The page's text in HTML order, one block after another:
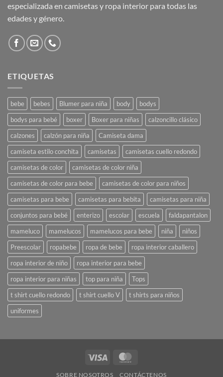
especializada en camisetas y ropa interior para todas las
edades y género.
ETIQUETAS
bebe bebes Blumer para niña body
bodys
bodys para bebé
boxer Boxer para niñas
calzoncillo clásico
calzones
calzón para niña
Camiseta dama
camiseta estilo conchita
camisetas
camisetas cuello redondo
camisetas de color
camisetas de color niña
camisetas de color para bebe
camisetas de color para niños
camisetas para bebe
camisetas para bebita
camisetas para niña
conjuntos para bebé
enterizo escolar escuela
faldapantalon
mameluco
mamelucos mamelucos para bebe niña
niños
Preescolar
ropabebe ropa de bebe
ropa interior caballero
ropa interior de niño
ropa interior para bebe
ropa interior para niñas
top para niña
Tops
t shirt cuello redondo
t shirt cuello V
t shirts para niños
uniformes
Visa
SOBRE NOSOTROS CONTÁCTENOS